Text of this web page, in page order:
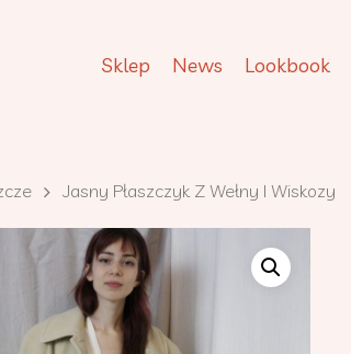
Sklep News Lookbook
Jasny Płaszczyk Z Wełny I Wiskozy